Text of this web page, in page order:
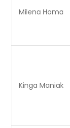
Milena Homa
Kinga Maniak